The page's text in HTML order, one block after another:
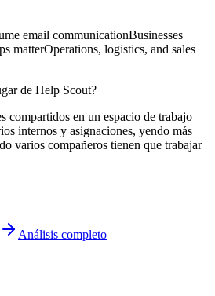
email communicationBusinesses
matterOperations, logistics, and sales
de Help Scout?
compartidos en un espacio de trabajo
internos y asignaciones, yendo más
varios compañeros tienen que trabajar
Análisis completo